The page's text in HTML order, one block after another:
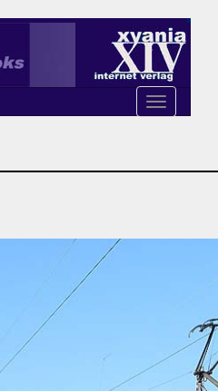
Toggle
navigation